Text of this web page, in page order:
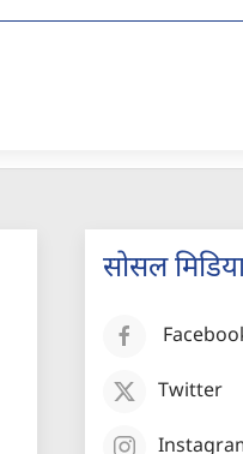
सोसल
Twitter